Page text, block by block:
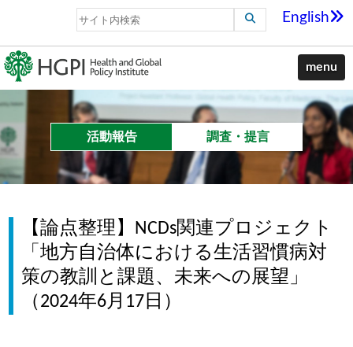
English
menu
活動報告 調査・提言
【論点整理】NCDs関連プロジェクト
「地方自治体における生活習慣病対
策の教訓と課題、未来への展望」
（2024年6月17日）